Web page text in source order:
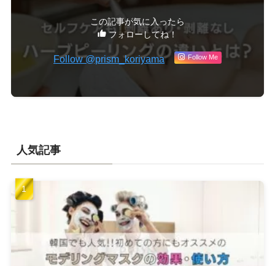
この記事が気に入ったら
フォローしてね！
Follow @prism_koriyama Follow Me